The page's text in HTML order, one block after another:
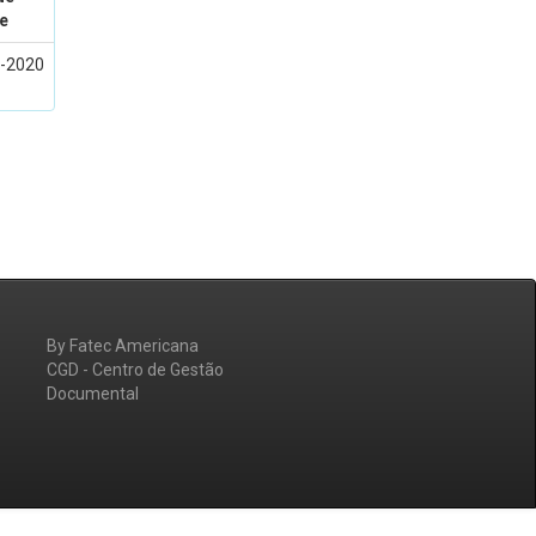
2020
By Fatec Americana
CGD - Centro de Gestão
Documental